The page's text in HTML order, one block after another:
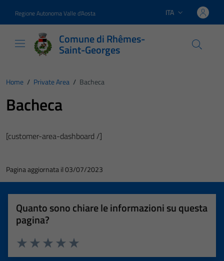
Regione Autonoma Valle d'Aosta Lingua attiva:
ITA
Comune di Rhêmes-
Saint-Georges
Home / Private Area / Bacheca
Bacheca
[customer-area-dashboard /]
Pagina aggiornata il 03/07/2023
Quanto sono chiare le informazioni su questa
pagina?
Valuta 5 stelle su 5
Valuta 4 stelle su 5
Valuta 3 stelle su 5
Valuta 2 stelle su 5
Valuta 1 stelle su 5